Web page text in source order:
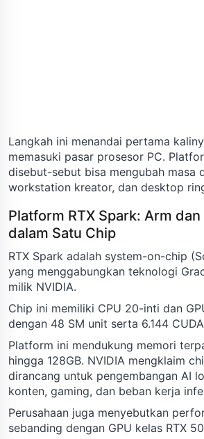
Langkah ini menandai pertama
memasuki pasar prosesor PC.
disebut-sebut bisa mengubah masa
workstation kreator, dan desktop
Platform RTX Spark: Arm
dalam Satu Chip
RTX Spark adalah system-on-chip
yang menggabungkan teknologi
milik NVIDIA.
Chip ini memiliki CPU 20-inti dan
dengan 48 SM unit serta 6.144
Platform ini mendukung memori
hingga 128GB. NVIDIA mengklaim
dirancang untuk pengembangan AI
konten, gaming, dan beban kerja
Perusahaan juga menyebutkan
sebanding dengan GPU kelas RTX